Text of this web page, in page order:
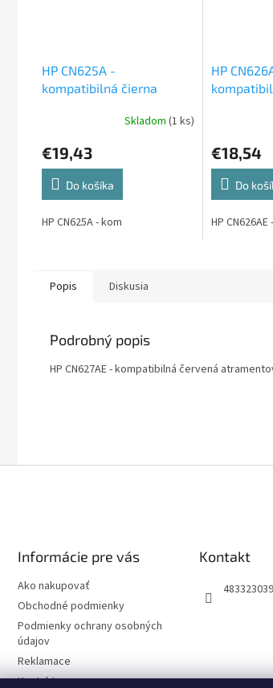
HP CN625A -
kompatibilná čierna
Skladom (1 ks)
€19,43
Do košíka
HP CN625A - kom
HP
€18,54
Do
HP CN626AE
Popis Diskusia
Podrobný popis
HP CN627AE - kompatibilná červená
Informácie pre vás
Ako nakupovať
Obchodné podmienky
Podmienky ochrany osobných
údajov
Reklamace
Kontakty
Kontakt
483323039